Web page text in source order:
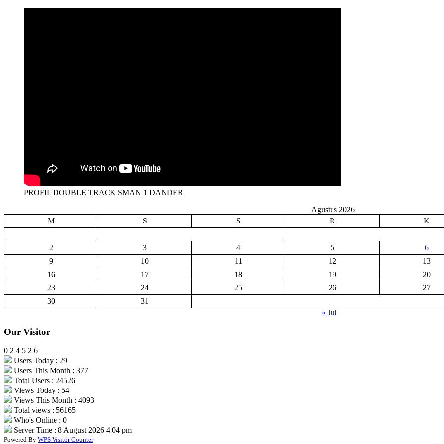
PROFIL DOUBLE TRACK SMAN 1 DANDER
Agustus 2026
M
S S R K
2 3 4 5
6
9
10 11 12
13
16
17 18 19
20
23
24 25 26
27
30
31
« Jul
Our Visitor
0 2 4 5 2 6
Users Today : 29
Users This Month : 377
Total Users : 24526
Views Today : 54
Views This Month : 4093
Total views : 56165
Who's Online : 0
Server Time : 8 August 2026 4:04 pm
Powered By WPS Visitor Counter